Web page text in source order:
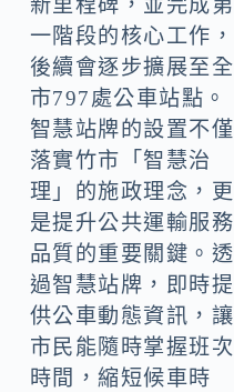
一階段的核心工作，
後續會逐步擴展至全
市797處公車站點。
智慧站牌的設置不僅
落實竹市「智慧治
理」的施政理念，更
是提升公共運輸服務
品質的重要關鍵。透
過智慧站牌，即時提
供公車動態資訊，讓
市民能隨時掌握班次
時間，縮短候車時